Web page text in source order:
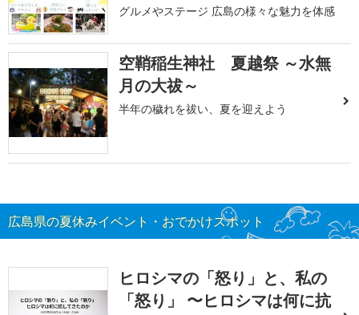
グルメやステージ 広島の様々な魅力を体感
空鞘稲生神社 夏越祭 ～水無
月の大祓～
半年の穢れを祓い、夏を迎えよう
広島県の夏休みイベント・おでかけスポット
ヒロシマの「怒り」と、私の
「怒り」 〜ヒロシマは何に抗